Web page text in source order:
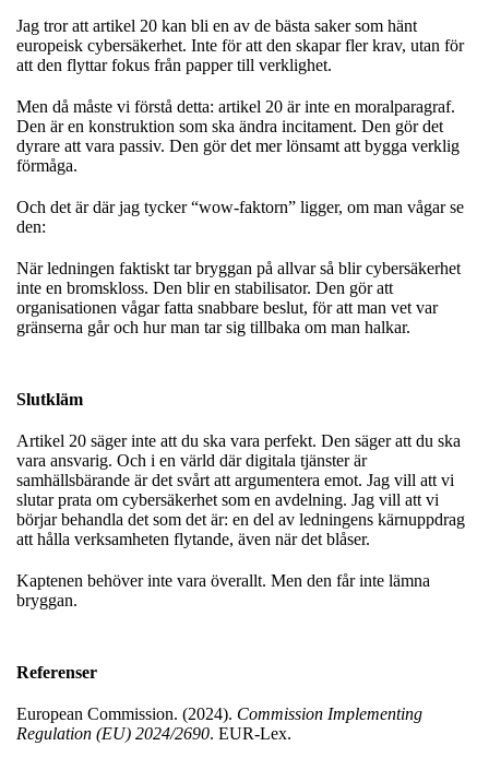
Jag tror att artikel 20 kan bli en av de bästa saker som hänt
europeisk cybersäkerhet. Inte för att den skapar fler krav, utan för
att den flyttar fokus från papper till verklighet.
Men då måste vi förstå detta: artikel 20 är inte en moralparagraf.
Den är en konstruktion som ska ändra incitament. Den gör det
dyrare att vara passiv. Den gör det mer lönsamt att bygga verklig
förmåga.
Och det är där jag tycker “wow-faktorn” ligger, om man vågar se
den:
När ledningen faktiskt tar bryggan på allvar så blir cybersäkerhet
inte en bromskloss. Den blir en stabilisator. Den gör att
organisationen vågar fatta snabbare beslut, för att man vet var
gränserna går och hur man tar sig tillbaka om man halkar.
Slutkläm
Artikel 20 säger inte att du ska vara perfekt. Den säger att du ska
vara ansvarig. Och i en värld där digitala tjänster är
samhällsbärande är det svårt att argumentera emot. Jag vill att vi
slutar prata om cybersäkerhet som en avdelning. Jag vill att vi
börjar behandla det som det är: en del av ledningens kärnuppdrag
att hålla verksamheten flytande, även när det blåser.
Kaptenen behöver inte vara överallt. Men den får inte lämna
bryggan.
Referenser
European Commission. (2024). Commission Implementing
Regulation (EU) 2024/2690. EUR-Lex.